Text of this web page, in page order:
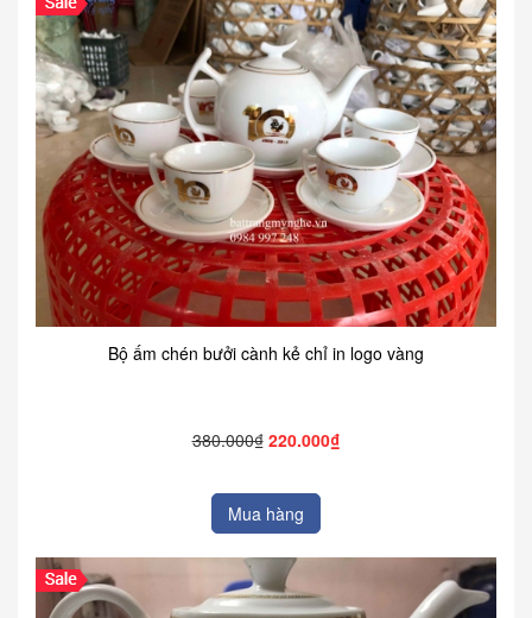
Bộ ấm chén bưởi cành kẻ chỉ in logo vàng
380.000₫ 220.000₫
Mua hàng